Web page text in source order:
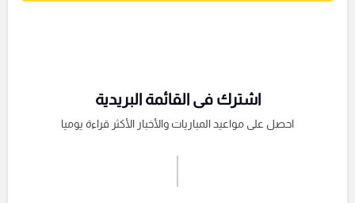
اشترك فى القائمة البريدية
احصل على مواعيد المباريات والأخبار الأكثر قراءة يوميا